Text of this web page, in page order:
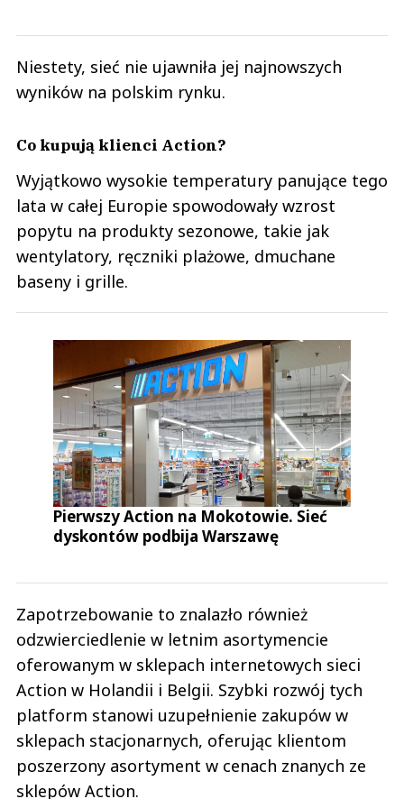
Niestety, sieć nie ujawniła jej najnowszych
wyników na polskim rynku.
Co kupują klienci Action?
Wyjątkowo wysokie temperatury panujące tego
lata w całej Europie spowodowały wzrost
popytu na produkty sezonowe, takie jak
wentylatory, ręczniki plażowe, dmuchane
baseny i grille.
Pierwszy Action na Mokotowie. Sieć
dyskontów podbija Warszawę
Zapotrzebowanie to znalazło również
odzwierciedlenie w letnim asortymencie
oferowanym w sklepach internetowych sieci
Action w Holandii i Belgii. Szybki rozwój tych
platform stanowi uzupełnienie zakupów w
sklepach stacjonarnych, oferując klientom
poszerzony asortyment w cenach znanych ze
sklepów Action.